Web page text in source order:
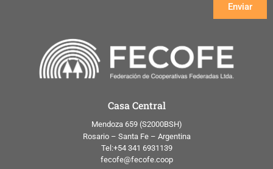
Casa Central
Mendoza 659 (S2000BSH)
Rosario – Santa Fe – Argentina
Tel:+54 341 6931139
fecofe@fecofe.coop
Enviar